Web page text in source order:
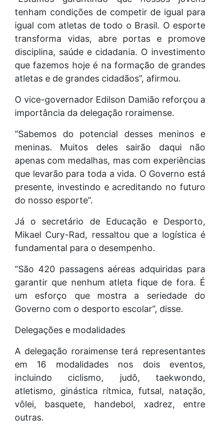
tenham condições de competir de igual para
igual com atletas de todo o Brasil. O esporte
transforma vidas, abre portas e promove
disciplina, saúde e cidadania. O investimento
que fazemos hoje é na formação de grandes
atletas e de grandes cidadãos”, afirmou.
O vice-governador Edilson Damião reforçou a
importância da delegação roraimense.
“Sabemos do potencial desses meninos e
meninas. Muitos deles sairão daqui não
apenas com medalhas, mas com experiências
que levarão para toda a vida. O Governo está
presente, investindo e acreditando no futuro
do nosso esporte”.
Já o secretário de Educação e Desporto,
Mikael Cury-Rad, ressaltou que a logística é
fundamental para o desempenho.
“São 420 passagens aéreas adquiridas para
garantir que nenhum atleta fique de fora. É
um esforço que mostra a seriedade do
Governo com o desporto escolar”, disse.
Delegações e modalidades
A delegação roraimense terá representantes
em 16 modalidades nos dois eventos,
incluindo ciclismo, judô, taekwondo,
atletismo, ginástica rítmica, futsal, natação,
vôlei, basquete, handebol, xadrez, entre
outras.